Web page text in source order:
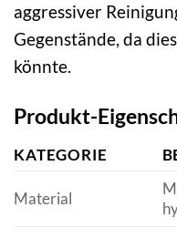
aggressiver
Gegenstände, da
könnte.
Produkt-
KATEGORIE
Material